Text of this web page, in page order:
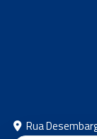
Rua